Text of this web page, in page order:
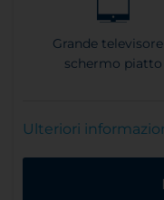
Grande
schermo piatto
Ulteriori